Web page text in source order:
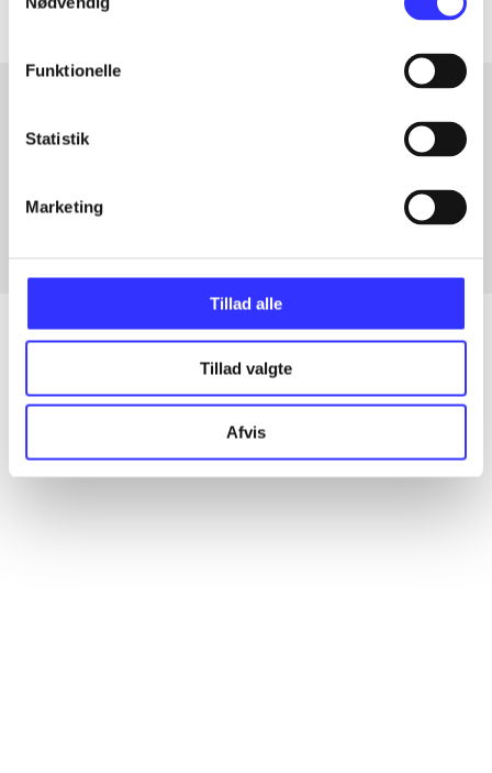
Funktionelle
Statistik
Marketing
Tillad alle
Tillad valgte
Afvis
Artikler med samme emner
Artikler
Alle registrerede artikler fordelt på udgivelser